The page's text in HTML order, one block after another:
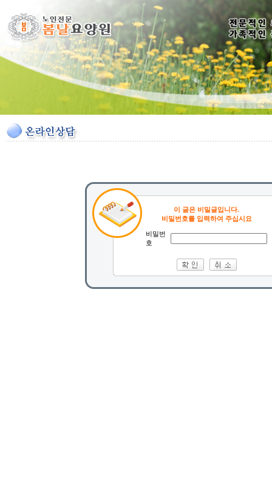
이 글은 비밀글입니다.
비밀번호를 입력하여 주십시요
비밀번
호